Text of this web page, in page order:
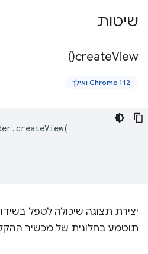
שיטות
createView(
)
Chrome 112 ואילך
.createView(
יצירת תצוגה שיכולה לטפל
תוטמע בחלונית של מכשיר